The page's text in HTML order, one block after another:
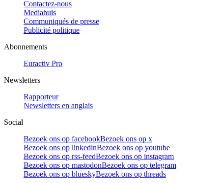
Contactez-nous
Mediahuis
Communiqués de presse
Publicité politique
Abonnements
Euractiv Pro
Newsletters
Rapporteur
Newsletters en anglais
Social
Bezoek ons op facebookBezoek ons op x
Bezoek ons op linkedinBezoek ons op youtube
Bezoek ons op rss-feedBezoek ons op instagram
Bezoek ons op mastodonBezoek ons op telegram
Bezoek ons op blueskyBezoek ons op threads